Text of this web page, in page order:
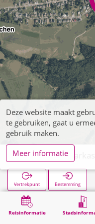
Reisinformatie
Vossenack
Vertrekpunt Bestemming
Zoekopracht Vossenack
Deze website maakt
te gebruiken, gaat u
gebruik maken.
Meer informatie